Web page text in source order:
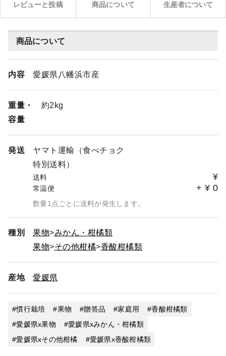
レビューと投稿 商品について 生産者について
商品について
内容 愛媛県八幡浜市産
重量・
容量
約2kg
発送
ヤマト運輸（食べチョク
特別送料）
送料 ¥
常温便 + ¥ 0
数量1点ごとに送料が発生します。
種別 果物
みかん・柑橘類
果物
その他柑橘 香酸柑橘類
産地 愛媛県
慣行栽培 果物 贈答品 家庭用
香酸柑橘類
愛媛県x果物
愛媛県xみかん・柑橘類
愛媛県xその他柑橘
愛媛県x香酸柑橘類